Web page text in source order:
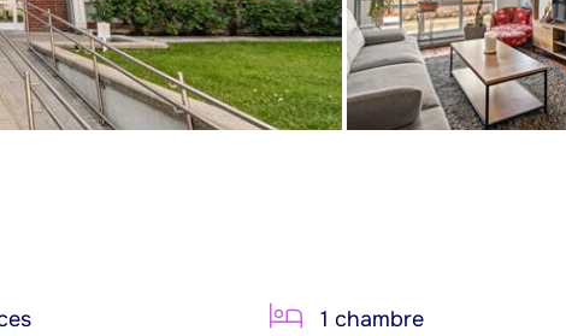
1 chambre